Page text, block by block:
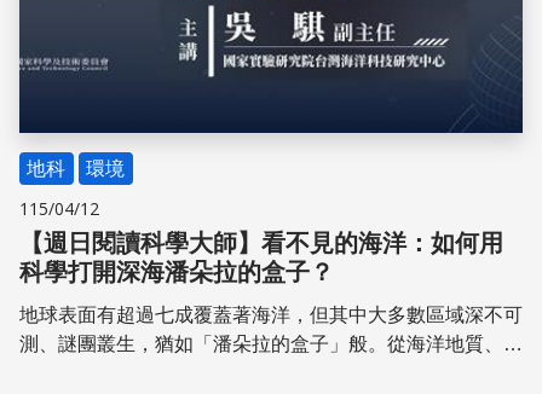
地科 環境
115/04/12
【週日閱讀科學大師】看不見的海洋：如何用
科學打開深海潘朵拉的盒子？
地球表面有超過七成覆蓋著海洋，但其中大多數區域深不可
測、謎團叢生，猶如「潘朵拉的盒子」般。從海洋地質、地